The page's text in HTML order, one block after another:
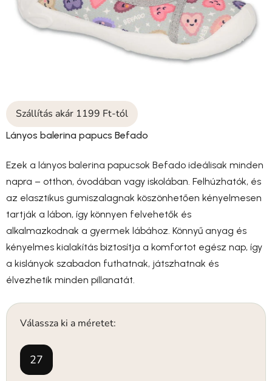
Szállítás akár 1199 Ft-tól
Lányos balerina papucs Befado
Ezek a lányos balerina papucsok Befado ideálisak minden
napra – otthon, óvodában vagy iskolában. Felhúzhatók, és
az elasztikus gumiszalagnak köszönhetően kényelmesen
tartják a lábon, így könnyen felvehetők és
alkalmazkodnak a gyermek lábához. Könnyű anyag és
kényelmes kialakítás biztosítja a komfortot egész nap, így
a kislányok szabadon futhatnak, játszhatnak és
élvezhetik minden pillanatát.
Válassza ki a méretet:
27